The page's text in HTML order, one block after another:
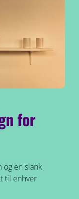
for
og en slank
til enhver